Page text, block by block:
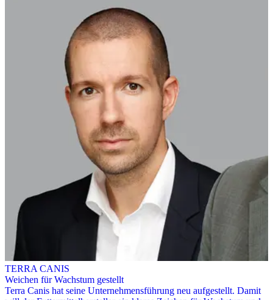
TERRA CANIS
Weichen für Wachstum gestellt
Terra Canis hat seine Unternehmensführung neu aufgestellt. Damit